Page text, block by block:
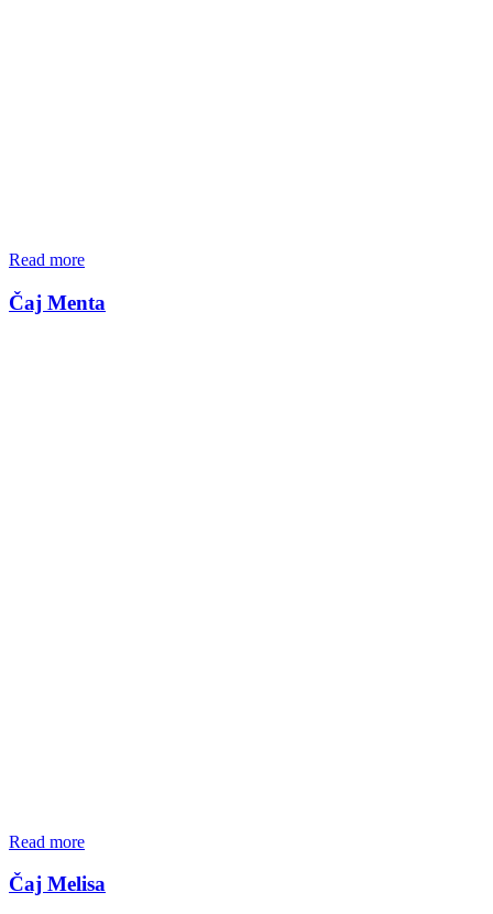
Read more
Čaj Menta
Read more
Čaj Melisa